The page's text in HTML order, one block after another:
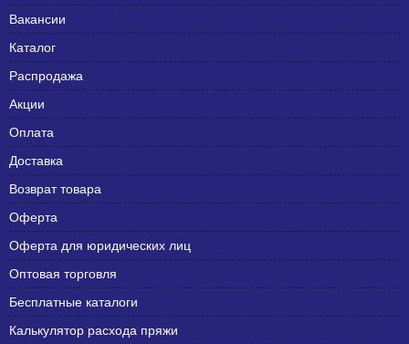
Вакансии
Каталог
Распродажа
Акции
Оплата
Доставка
Возврат товара
Оферта
Оферта для юридических лиц
Оптовая торговля
Бесплатные каталоги
Калькулятор расхода пряжи